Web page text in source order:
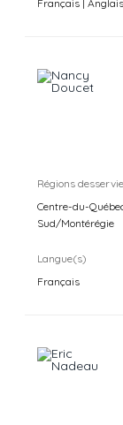
Français |
Régions
Centre-du-
Sud/Montérégie
Langue(s)
Français